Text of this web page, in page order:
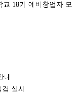
18기 예비창업자 모
내
실시